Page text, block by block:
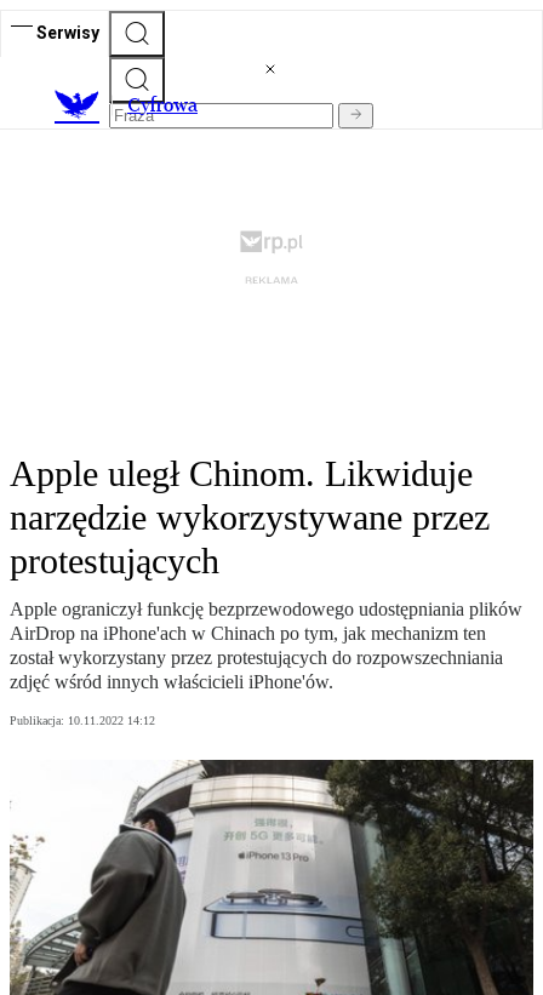
Serwisy
Cyfrowa
Apple uległ Chinom. Likwiduje
narzędzie wykorzystywane przez
protestujących
Apple ograniczył funkcję bezprzewodowego udostępniania plików
AirDrop na iPhone'ach w Chinach po tym, jak mechanizm ten
został wykorzystany przez protestujących do rozpowszechniania
zdjęć wśród innych właścicieli iPhone'ów.
Publikacja: 10.11.2022 14:12